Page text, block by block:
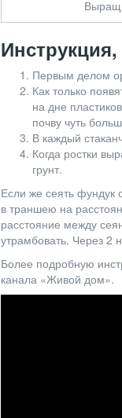
Первым делом
Как только
на дне
почву чуть
В каждый
Когда ростки
грунт.
Если же сеять фундук
в траншею на
расстояние между
утрамбовать. Через 2
Более подробную
канала «Живой дом».